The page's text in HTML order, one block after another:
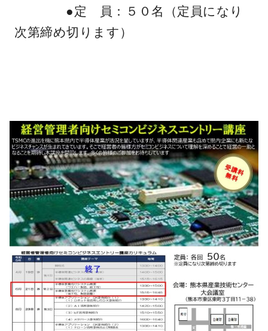
●定 員：５０名（定員になり
次第締め切ります）